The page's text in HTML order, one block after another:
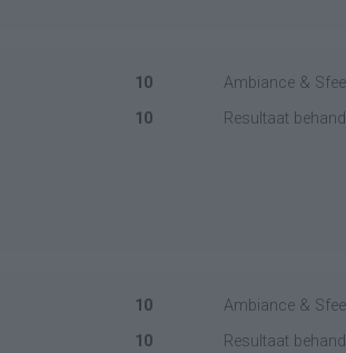
10 Ambiance &
10 Resultaat
10 Ambiance &
10 Resultaat